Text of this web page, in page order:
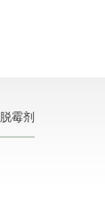
脱霉剂